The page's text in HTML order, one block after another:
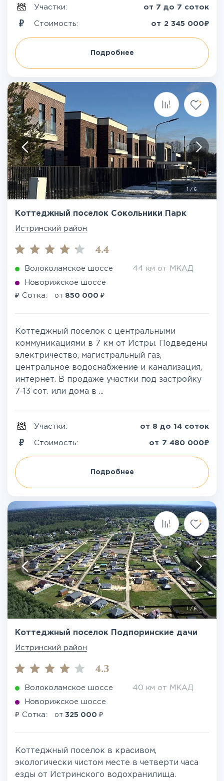
Участки: от 7 до 7 соток
Стоимость: от 2 345 000₽
Подробнее
/ 6
Коттеджный поселок Сокольники Парк
Истринский район
4.4
Волоколамское шоссе 44 км от МКАД
Новорижское шоссе
₽ Сотка: от 850 000 ₽
Коттеджный поселок с центральными
коммуникациями в 7 км от Истры. Подведены
электричество, магистральный газ,
центральное водоснабжение и канализация,
интернет. В продаже участки под застройку
7-13 сот. или дома в ...
Участки: от 8 до 14 соток
Стоимость: от 7 480 000₽
Подробнее
/6
Коттеджный поселок Подпоринские дачи
Истринский район
4.3
Волоколамское шоссе 40 км от МКАД
Новорижское шоссе
₽ Сотка: от 325 000 ₽
Коттеджный поселок в красивом,
экологически чистом месте в четверти часа
езды от Истринского водохранилища.